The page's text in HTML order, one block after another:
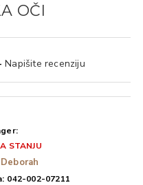
OČI
Napišite recenziju
STANJU
Deborah
042-002-07211